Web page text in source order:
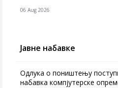
06 Aug 2026
Јавне набавке
Одлука о поништењу
набавка компјутерске